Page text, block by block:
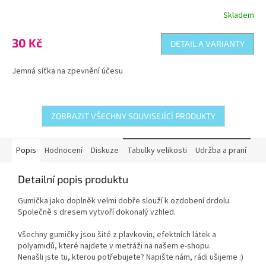
produktu
je
z
Skladem
30 Kč DETAIL A VARIANTY
Jemná síťka na zpevnění účesu
ZOBRAZIT VŠECHNY SOUVISEJÍCÍ PRODUKTY
Popis Hodnocení Diskuze Tabulky velikosti Udržba a praní
Detailní popis produktu
Gumička jako doplněk velmi dobře slouží k ozdobení drdolu.
Společně s dresem vytvoří dokonalý vzhled.
Všechny gumičky jsou šité z plavkovin, efektních látek a
polyamidů, které najdete v metráži na našem e-shopu.
Nenašli jste tu, kterou potřebujete? Napište nám, rádi ušijeme :)